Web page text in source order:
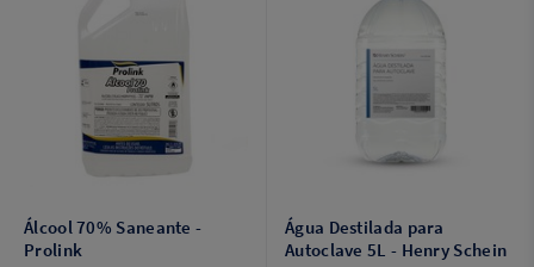
Álcool 70% Saneante -
Prolink
Água Destilada para
Autoclave 5L - Henry Schein